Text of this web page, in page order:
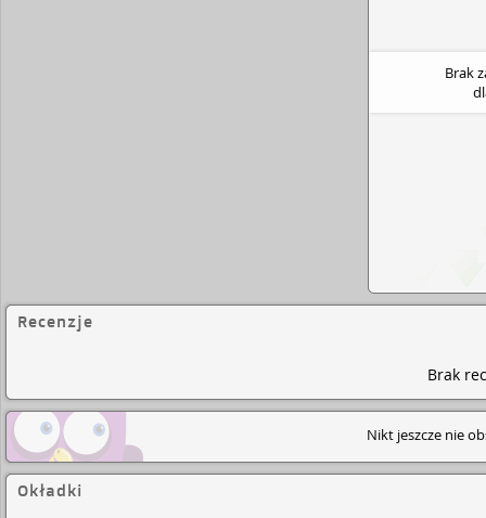
Brak
Recenzje
Brak
Nikt jeszcze nie
Okładki